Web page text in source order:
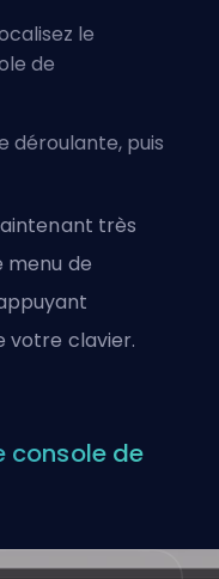
le
de
déroulante, puis
très
de
votre clavier.
console de